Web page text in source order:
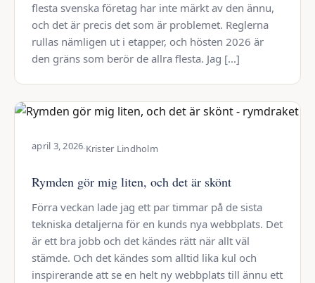
flesta svenska företag har inte märkt av den ännu,
och det är precis det som är problemet. Reglerna
rullas nämligen ut i etapper, och hösten 2026 är
den gräns som berör de allra flesta. Jag […]
april 3, 2026·Krister Lindholm
Rymden gör mig liten, och det är skönt
Förra veckan lade jag ett par timmar på de sista
tekniska detaljerna för en kunds nya webbplats. Det
är ett bra jobb och det kändes rätt när allt väl
stämde. Och det kändes som alltid lika kul och
inspirerande att se en helt ny webbplats till ännu ett